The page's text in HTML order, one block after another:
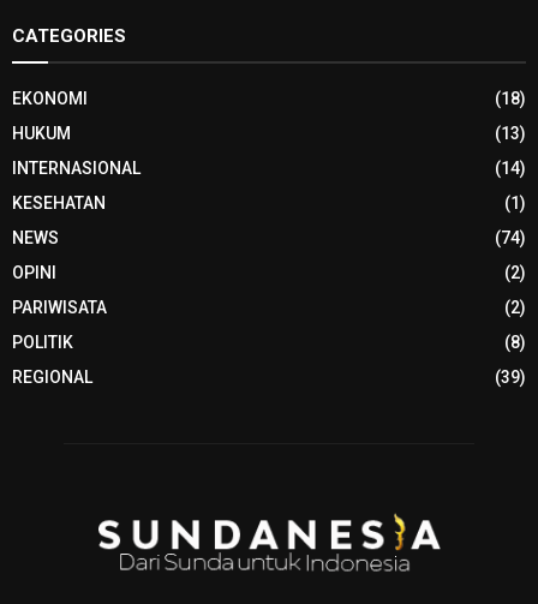
CATEGORIES
EKONOMI
(18)
HUKUM
(13)
INTERNASIONAL
(14)
KESEHATAN
(1)
NEWS
(74)
OPINI
(2)
PARIWISATA
(2)
POLITIK
(8)
REGIONAL
(39)